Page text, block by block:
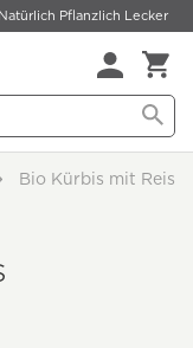
Natürlich Pflanzlich Lecker
Bio Kürbis mit Reis